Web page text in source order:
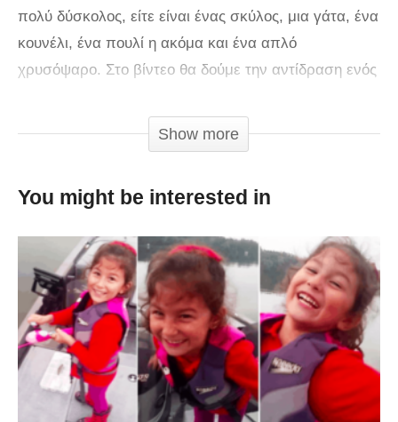
πολύ δύσκολος, είτε είναι ένας σκύλος, μια γάτα, ένα
κουνέλι, ένα πουλί η ακόμα και ένα απλό
χρυσόψαρο. Στο βίντεο θα δούμε την αντίδραση ενός
χρυσόψαρο. Το μικρό αγόρι έβαλε το χρυσόψαρο του
μέσα στην λεκάνη της τουαλέτας και πάτησε το
πάντα ξέσπασε σε κλάματα. Όπως λέει η παράδοση
για να βρεθούν και πάλι πίσω στο ωκεανό. Είναι
απλά μια παράδοση και όχι κάτι κακό όπως πολλοί
έσπευσαν να κατηγορήσουν το παιδάκι. Αν έχετε δει
την ταινία Nemo το ίδιο συμβαίνει και εκεί τα
ψαράκια πέσαν μέσα στην τουαλέτα για να βγουν
στο ωκεανό!
Show more
You might be interested in